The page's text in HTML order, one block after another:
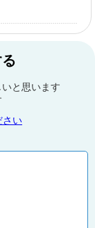
と思います
さい